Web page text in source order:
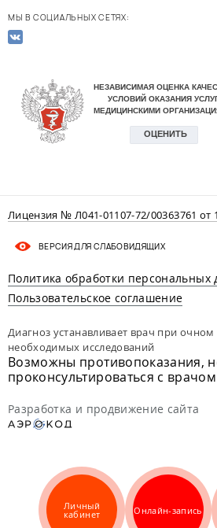
МЫ В СОЦИАЛЬНЫХ СЕТЯХ:
Лицензия № Л041-01107-72/00363761 от
ВЕРСИЯ ДЛЯ СЛАБОВИДЯЩИХ
Политика обработки персональных
Пользовательское соглашение
Диагноз устанавливает врач при
необходимых исследований
Возможны противопоказания,
проконсультироваться с
Разработка и продвижение сайта
Личный
кабинет Онлайн-запись